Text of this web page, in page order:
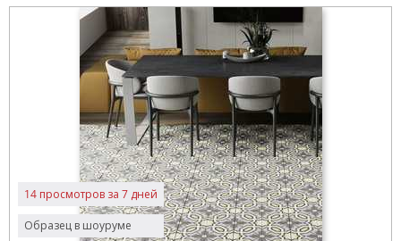
Образец в шоуруме
14 просмотров за 7 дней